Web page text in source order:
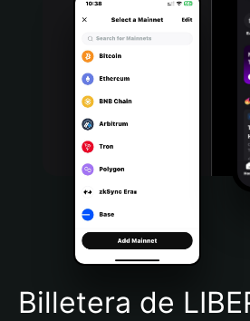
Português (Portugal)
Bahasa Indonesia
Português (Brasil)
Español (Argentina)
Billetera de